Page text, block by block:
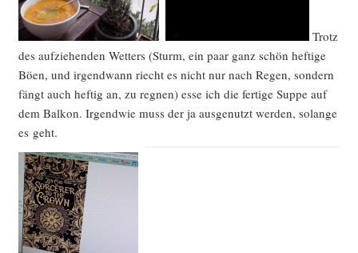
Trotz
des auf­zie­hen­den Wet­ters (Sturm, ein paar ganz schön hef­ti­ge
Böen, und irgend­wann riecht es nicht nur nach Regen, son­dern
fängt auch hef­tig an, zu reg­nen) esse ich die fer­ti­ge Sup­pe auf
dem Bal­kon. Irgend­wie muss der ja aus­ge­nutzt wer­den, solan­ge
es geht.